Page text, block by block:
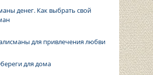
денег. Как выбрать свой
для привлечения любви
для дома